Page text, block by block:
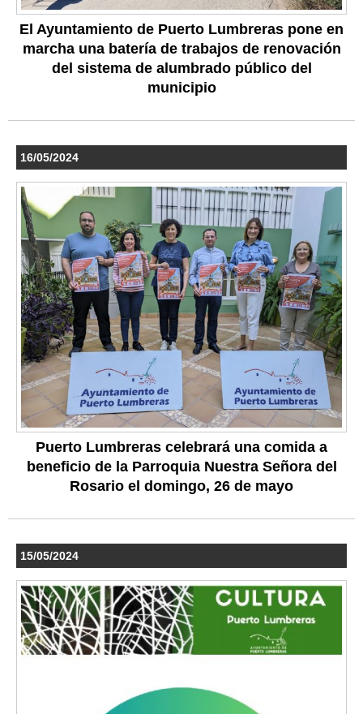
El Ayuntamiento de Puerto Lumbreras pone en
marcha una batería de trabajos de renovación
del sistema de alumbrado público del
municipio
16/05/2024
Puerto Lumbreras celebrará una comida a
beneficio de la Parroquia Nuestra Señora del
Rosario el domingo, 26 de mayo
15/05/2024